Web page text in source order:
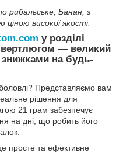
рибальське, Банан, з
високої якості.
у розділі
вертлюгом — великий
знижками на будь-
Представляємо вам
рішення для
21 грам забезпечує
на дні, що робить його
просте та ефективне